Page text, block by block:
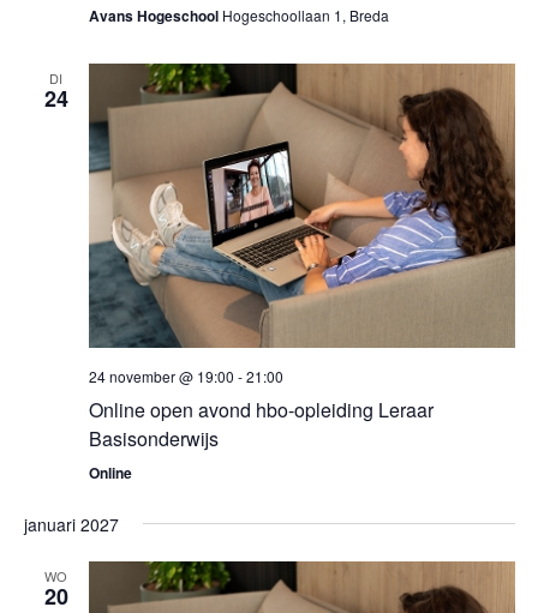
Avans Hogeschool Hogeschoollaan 1, Breda
DI
24
24 november @ 19:00 -21:00
Online open avond hbo-opleiding Leraar
Basisonderwijs
Online
januari 2027
WO
20